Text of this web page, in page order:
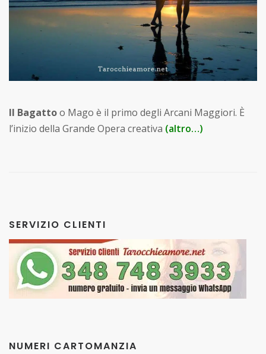
Il Bagattoo Mago è il primo degli Arcani Maggiori. È
l’inizio della Grande Opera creativa (altro…)
SERVIZIO CLIENTI
NUMERI CARTOMANZIA